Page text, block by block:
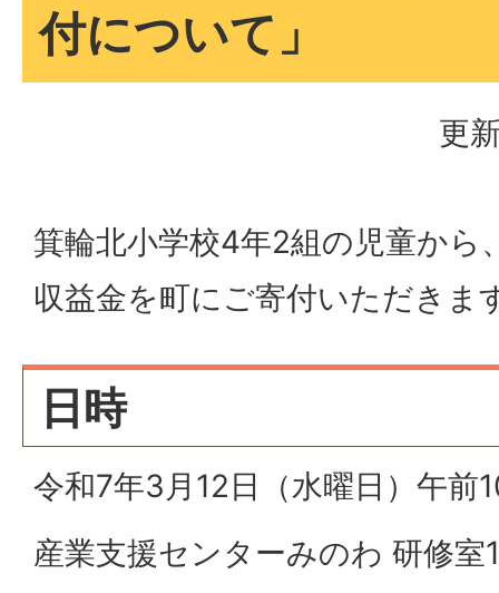
付について」
更
箕輪北小学校4年2組の児童から
収益金を町にご寄付いただきま
日時
令和7年3月12日（水曜日）午前
産業支援センターみのわ 研修室